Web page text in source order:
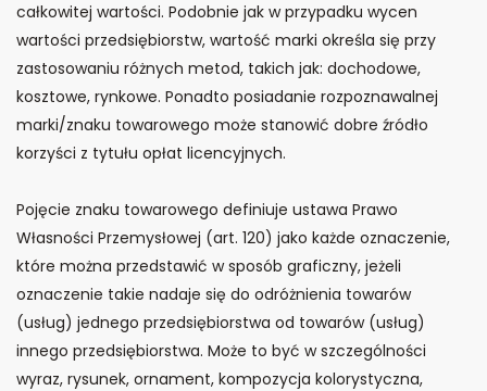
całkowitej wartości. Podobnie jak w przypadku wycen
wartości przedsiębiorstw, wartość marki określa się przy
zastosowaniu różnych metod, takich jak: dochodowe,
kosztowe, rynkowe. Ponadto posiadanie rozpoznawalnej
marki/znaku towarowego może stanowić dobre źródło
korzyści z tytułu opłat licencyjnych.
Pojęcie znaku towarowego definiuje ustawa Prawo
Własności Przemysłowej (art. 120) jako każde oznaczenie,
które można przedstawić w sposób graficzny, jeżeli
oznaczenie takie nadaje się do odróżnienia towarów
(usług) jednego przedsiębiorstwa od towarów (usług)
innego przedsiębiorstwa. Może to być w szczególności
wyraz, rysunek, ornament, kompozycja kolorystyczna,